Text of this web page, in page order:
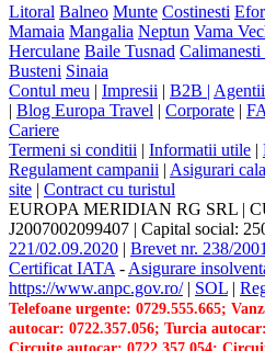
Litoral Balneo Munte Costinesti
Mamaia Mangalia Neptun Vama
Herculane Baile Tusnad Calimanesti
Busteni Sinaia
Contul meu | Impresii | B2B |
| Blog Europa Travel | Corporate |
Cariere
Termeni si conditii | Informatii utile |
Regulament campanii | Asigurari
site | Contract cu turistul
EUROPA MERIDIAN RG SRL |
J2007002099407 | Capital social:
221/02.09.2020 | Brevet nr. 238/2001
Certificat IATA - Asigurare
https://www.anpc.gov.ro/| SOL |
Telefoane urgente: 0729.555.665;
autocar: 0722.357.056; Turcia